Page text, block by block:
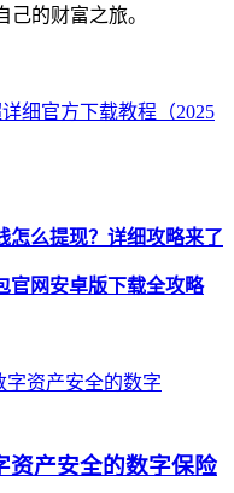
的财富之旅。
细官方下载教程（2025
怎么提现？详细攻略来了
官网安卓版下载全攻略
资产安全的数字保险